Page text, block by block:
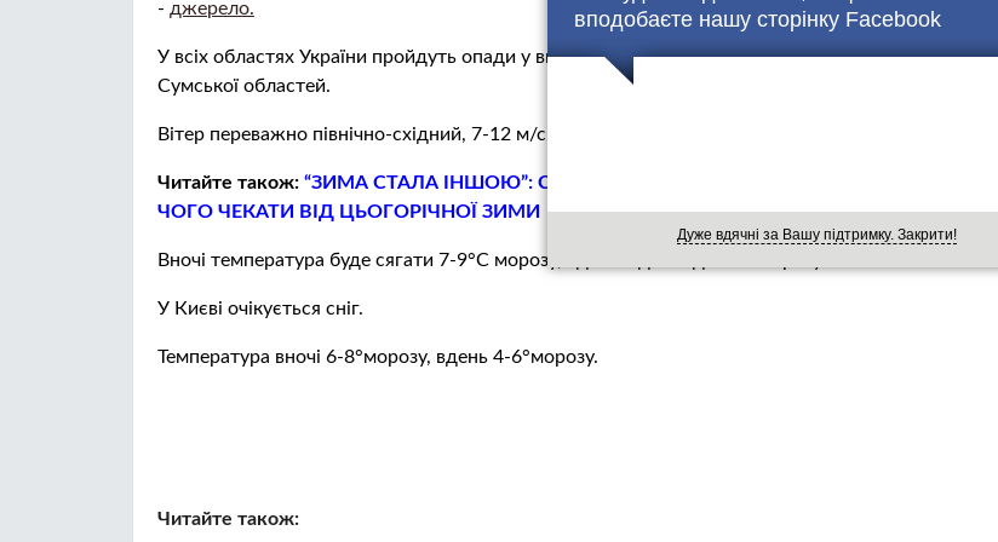
вподобаєте нашу сторінку Facebook
Дуже вдячні за Вашу підтримку. Закрити!
- джерело.
У всіх областях України пройдуть опади у вигляді снігу і мокрого снігу, окрім Чернігівської і
Сумської областей.
Вітер переважно північно-східний, 7-12 м/с.
Читайте також: “ЗИМА СТАЛА ІНШОЮ”: СИНОПТИК РОЗПОВІВ КОЛИ ПРИЙДЕ ВЕСНА ТА
ЧОГО ЧЕКАТИ ВІД ЦЬОГОРІЧНОЇ ЗИМИ
Вночі температура буде сягати 7-9°С морозу, вдень від 3°С до 6°С морозу.
У Києві очікується сніг.
Температура вночі 6-8°морозу, вдень 4-6°морозу.
Читайте також: